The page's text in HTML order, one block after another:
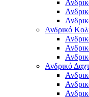
Ανδρικό
Ανδρικό